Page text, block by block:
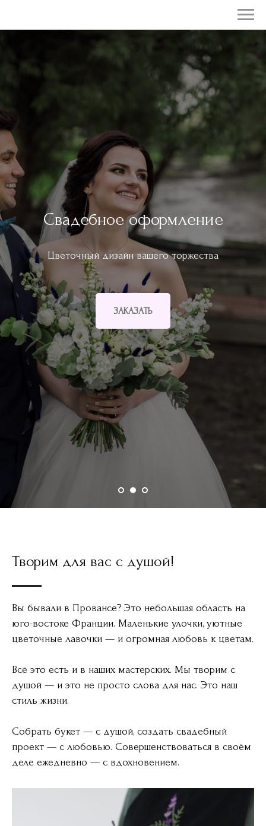
Свадебное оформление
Цветочный дизайн вашего торжества
ЗАКАЗАТЬ
Творим для вас с душой!
Вы бывали в Провансе? Это небольшая область на
юго-востоке Франции. Маленькие улочки, уютные
цветочные лавочки — и огромная любовь к цветам.
Всё это есть и в наших мастерских. Мы творим с
душой — и это не просто слова для нас. Это наш
стиль жизни.
Собрать букет — с душой, создать свадебный
проект — с любовью. Совершенствоваться в своём
деле ежедневно — с вдохновением.